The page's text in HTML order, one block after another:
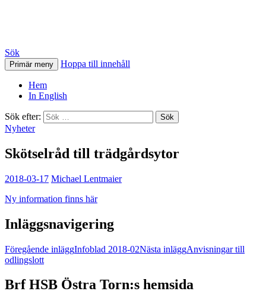
Sök
Primär meny Hoppa till innehåll
Hem
In English
Sök efter:
Nyheter
Skötselråd till trädgårdsytor
2018-03-17 Michael Lentmaier
Ny information finns här
Inläggsnavigering
Föregående inläggInfoblad 2018-02Nästa inläggAnvisningar till
odlingslott
Brf HSB Östra Torn:s hemsida